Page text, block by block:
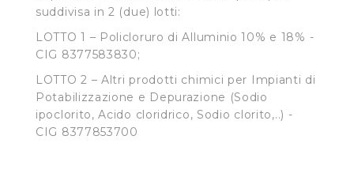
presente banner comporta il permanere delle
impostazioni di default e dunque la continuazione della
navigazione in assenza di cookie o altri sistemi di
tracciamento ad esclusione di quelli tecnici
indispensabili per una corretta visualizzazione della
pagina.
suddivisa in 2 (due) lotti:
LOTTO 1 – Policloruro di Alluminio 10% e 18% -
CIG 8377583830;
LOTTO 2 – Altri prodotti chimici per Impianti di
Potabilizzazione e Depurazione (Sodio
ipoclorito, Acido cloridrico, Sodio clorito,..) -
CIG 8377853700